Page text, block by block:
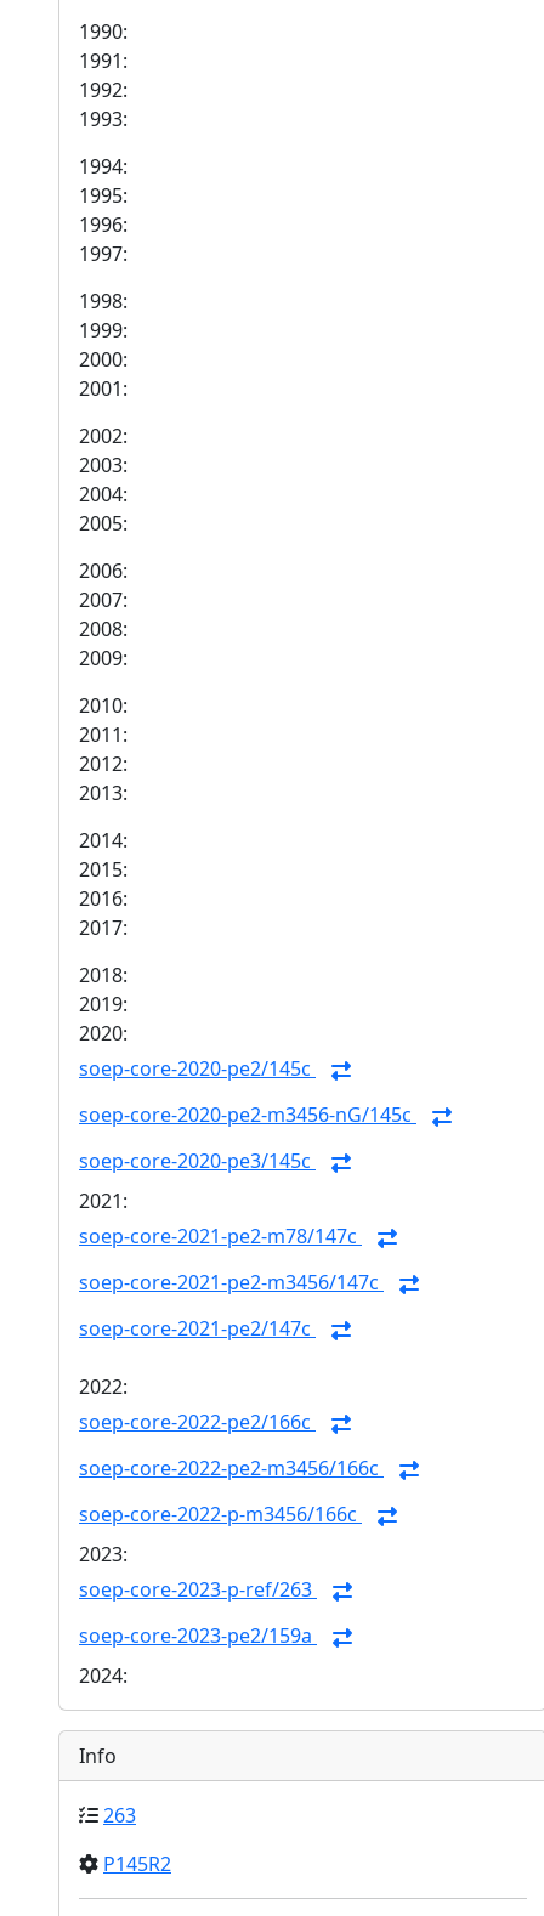
1990:
1991:
1992:
1993:
1994:
1995:
1996:
1997:
1998:
1999:
2000:
2001:
2002:
2003:
2004:
2005:
2006:
2007:
2008:
2009:
2010:
2011:
2012:
2013:
2014:
2015:
2016:
2017:
2018:
2019:
2020:
soep-core-2020-pe2/145c
soep-core-2020-pe2-m3456-nG/145c
soep-core-2020-pe3/145c
2021:
soep-core-2021-pe2-m78/147c
soep-core-2021-pe2-m3456/147c
soep-core-2021-pe2/147c
2022:
soep-core-2022-pe2/166c
soep-core-2022-pe2-m3456/166c
soep-core-2022-p-m3456/166c
2023:
soep-core-2023-p-ref/263
soep-core-2023-pe2/159a
2024:
Info
263
P145R2